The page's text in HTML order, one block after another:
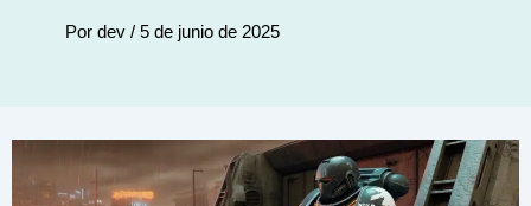
Por dev / 5 de junio de 2025